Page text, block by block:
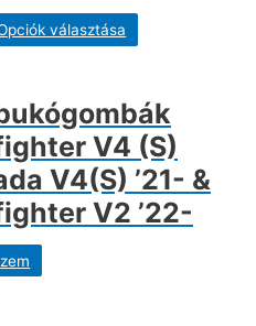
választása
a
variációja
van.
A
változatok
a
termékoldalon
választhatók
ki
V4 (S)
V4(S) ’21- &
V2 ’22-